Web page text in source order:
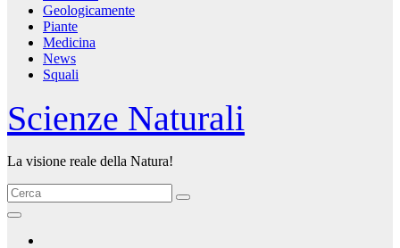
Geologicamente
Piante
Medicina
News
Squali
Scienze Naturali
La visione reale della Natura!